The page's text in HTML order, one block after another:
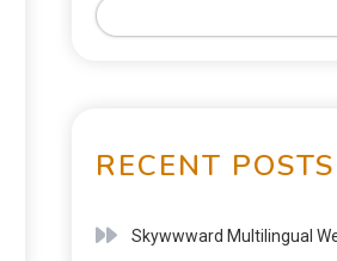
RECENT POSTS
Skywwward Multilingual